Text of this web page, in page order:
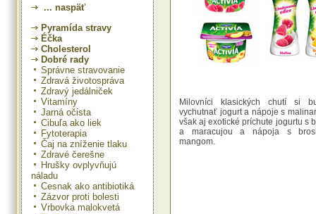
... naspäť
Pyramída stravy
Éčka
Cholesterol
Dobré rady
Správne stravovanie
Zdravá životospráva
Zdravý jedálniček
Vitamíny
Jarná očista
Cibuľa ako liek
Fytoterapia
Čaj na zníženie tlaku
Zdravé čerešne
Hrušky ovplyvňujú
náladu
Cesnak ako antibiotiká
Zázvor proti bolesti
Vrbovka malokvetá
Milovníci klasických chutí si
vychutnať jogurt a nápoje s
však aj exotické príchute jogurtu s
a maracujou a nápoja s
mangom.